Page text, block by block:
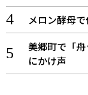
メロン酵母
美郷町で「
にかけ声